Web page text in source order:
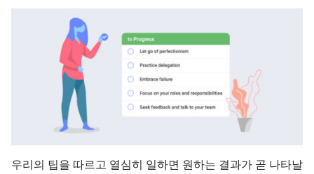
우리의 팁을 따르고 열심히 일하면 원하는 결과가 곧 나타날